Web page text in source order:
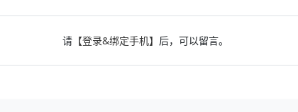
请 【登录&绑定手机】 后，可以留言。